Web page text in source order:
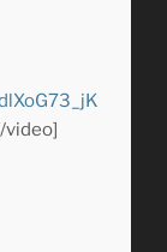
video]